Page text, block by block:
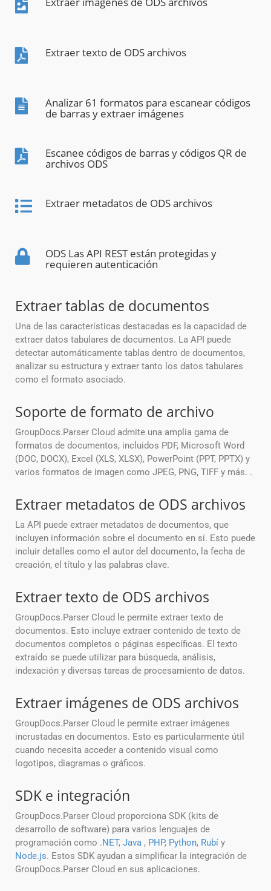
Extraer texto de ODS archivos
Analizar 61 formatos para escanear códigos
de barras y extraer imágenes
Escanee códigos de barras y códigos QR de
archivos ODS
Extraer metadatos de ODS archivos
ODS Las API REST están protegidas y
requieren autenticación
Extraer tablas de documentos
Una de las características destacadas es la capacidad de
extraer datos tabulares de documentos. La API puede
detectar automáticamente tablas dentro de documentos,
analizar su estructura y extraer tanto los datos tabulares
como el formato asociado.
Soporte de formato de archivo
GroupDocs.Parser Cloud admite una amplia gama de
formatos de documentos, incluidos PDF, Microsoft Word
(DOC, DOCX), Excel (XLS, XLSX), PowerPoint (PPT, PPTX) y
varios formatos de imagen como JPEG, PNG, TIFF y más. .
Extraer metadatos de ODS archivos
La API puede extraer metadatos de documentos, que
incluyen información sobre el documento en sí. Esto puede
incluir detalles como el autor del documento, la fecha de
creación, el título y las palabras clave.
Extraer texto de ODS archivos
GroupDocs.Parser Cloud le permite extraer texto de
documentos. Esto incluye extraer contenido de texto de
documentos completos o páginas específicas. El texto
extraído se puede utilizar para búsqueda, análisis,
indexación y diversas tareas de procesamiento de datos.
Extraer imágenes de ODS archivos
GroupDocs.Parser Cloud le permite extraer imágenes
incrustadas en documentos. Esto es particularmente útil
cuando necesita acceder a contenido visual como
logotipos, diagramas o gráficos.
SDK e integración
GroupDocs.Parser Cloud proporciona SDK (kits de
desarrollo de software) para varios lenguajes de
programación como .NET, Java , PHP, Python, Rubí y
Node.js. Estos SDK ayudan a simplificar la integración de
GroupDocs.Parser Cloud en sus aplicaciones.